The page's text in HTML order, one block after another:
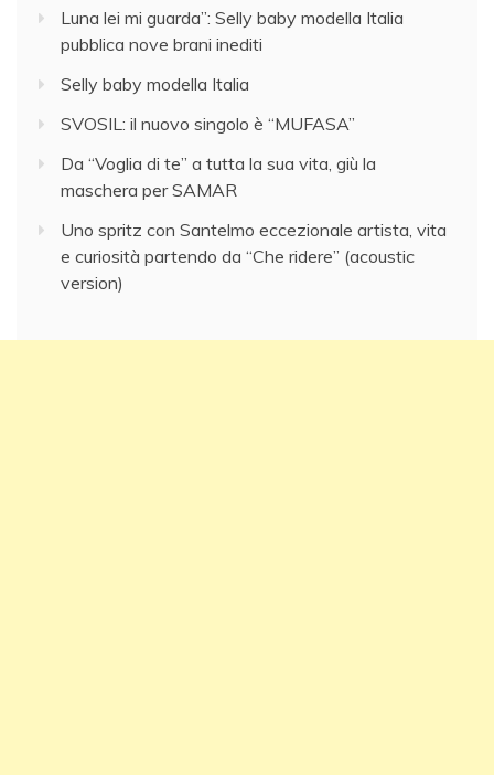
Luna lei mi guarda”: Selly baby modella Italia
pubblica nove brani inediti
Selly baby modella Italia
SVOSIL: il nuovo singolo è “MUFASA”
Da “Voglia di te” a tutta la sua vita, giù la
maschera per SAMAR
Uno spritz con Santelmo eccezionale artista, vita
e curiosità partendo da “Che ridere” (acoustic
version)